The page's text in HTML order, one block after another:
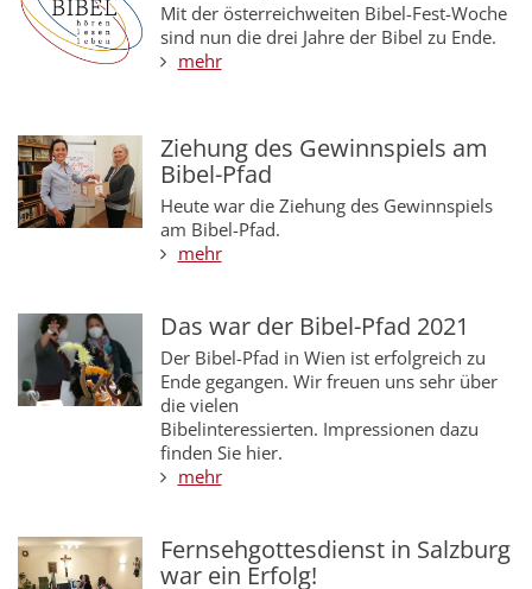
Mit der österreichweiten Bibel-Fest-Woche
sind nun die drei Jahre der Bibel zu Ende.
mehr
Ziehung des Gewinnspiels am
Bibel-Pfad
Heute war die Ziehung des Gewinnspiels
am Bibel-Pfad.
mehr
Das war der Bibel-Pfad 2021
Der Bibel-Pfad in Wien ist erfolgreich zu
Ende gegangen. Wir freuen uns sehr über
die vielen
Bibelinteressierten. Impressionen dazu
finden Sie hier.
mehr
Fernsehgottesdienst in Salzburg
war ein Erfolg!